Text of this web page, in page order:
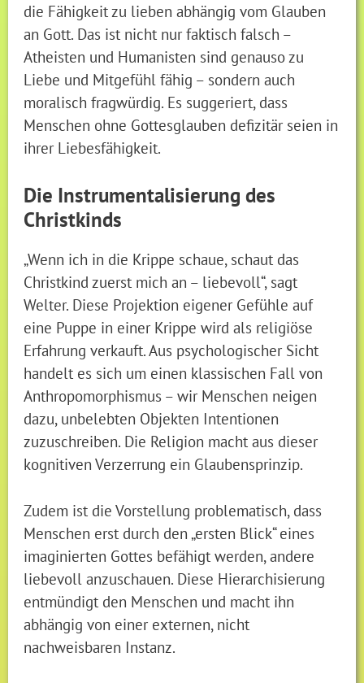
die Fähigkeit zu lieben abhängig vom Glauben
an Gott. Das ist nicht nur faktisch falsch –
Atheisten und Humanisten sind genauso zu
Liebe und Mitgefühl fähig – sondern auch
moralisch fragwürdig. Es suggeriert, dass
Menschen ohne Gottesglauben defizitär seien in
ihrer Liebesfähigkeit.
Die Instrumentalisierung des
Christkinds
„Wenn ich in die Krippe schaue, schaut das
Christkind zuerst mich an – liebevoll“, sagt
Welter. Diese Projektion eigener Gefühle auf
eine Puppe in einer Krippe wird als religiöse
Erfahrung verkauft. Aus psychologischer Sicht
handelt es sich um einen klassischen Fall von
Anthropomorphismus – wir Menschen neigen
dazu, unbelebten Objekten Intentionen
zuzuschreiben. Die Religion macht aus dieser
kognitiven Verzerrung ein Glaubensprinzip.
Zudem ist die Vorstellung problematisch, dass
Menschen erst durch den „ersten Blick“ eines
imaginierten Gottes befähigt werden, andere
liebevoll anzuschauen. Diese Hierarchisierung
entmündigt den Menschen und macht ihn
abhängig von einer externen, nicht
nachweisbaren Instanz.